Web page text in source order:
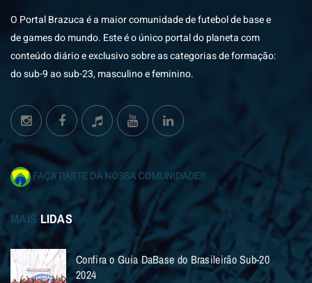
O Portal Brazuca é a maior comunidade de futebol de base e
de games do mundo. Este é o único portal do planeta com
conteúdo diário e exclusivo sobre as categorias de formação:
do sub-9 ao sub-23, masculino e feminino.
FAÇA PARTE DA NOSSA COMUNIDADE!!
MAIS LIDAS
Confira o Guia DaBase do Brasileirão Sub-20
2024